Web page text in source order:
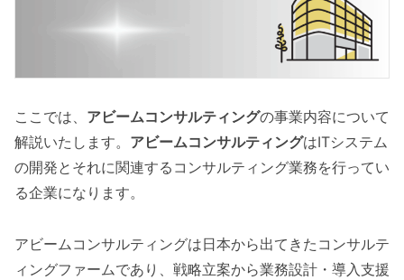
ここでは、 アビームコンサルティングの事業内容について
解説いたします。 アビームコンサルティングはITシステム
の開発とそれに関連するコンサルティング業務を行ってい
る企業になります。
アビームコンサルティングは日本から出てきたコンサルテ
ィングファームであり、戦略立案から業務設計・導入支援